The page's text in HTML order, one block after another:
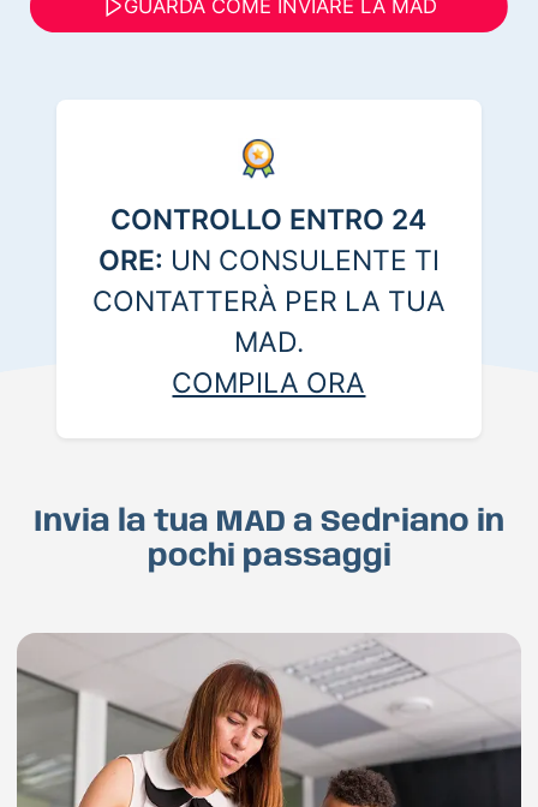
GUARDA COME INVIARE LA MAD
CONTROLLO ENTRO 24
ORE: UN CONSULENTE TI
CONTATTERÀ PER LA TUA
MAD.
COMPILA ORA
Invia la tua MAD a Sedriano in
pochi passaggi